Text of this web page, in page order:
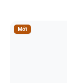
Mới